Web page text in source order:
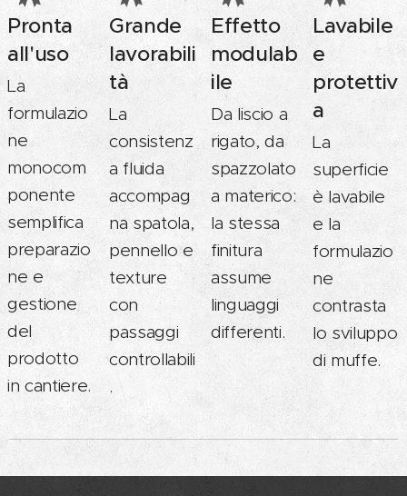
Pronta
all'uso
La
formulazio
ne
monocom
ponente
semplifica
preparazio
ne e
gestione
del
prodotto
in cantiere.
Grande
lavorabili
tà
La
consistenz
a fluida
accompag
na spatola,
pennello e
texture
con
passaggi
controllabili
.
Effetto
modulab
ile
Da liscio a
rigato, da
spazzolato
a materico:
la stessa
finitura
assume
linguaggi
differenti.
Lavabile
e
protettiv
a
La
superficie
è lavabile
e la
formulazio
ne
contrasta
lo sviluppo
di muffe.